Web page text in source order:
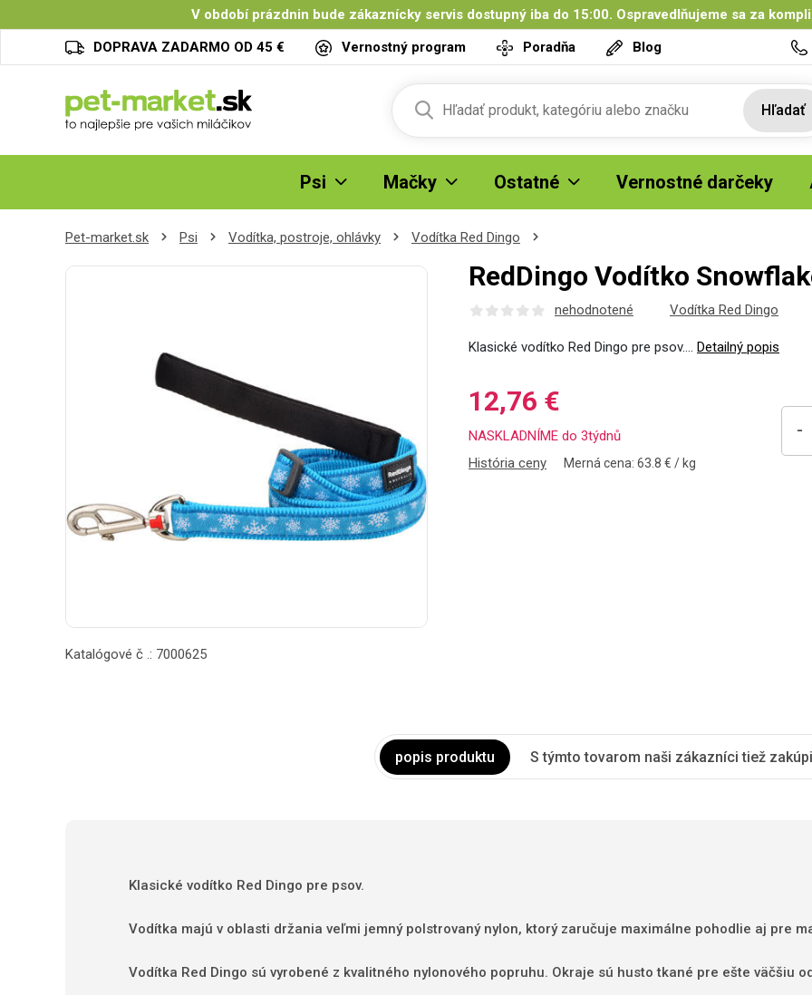
V období prázdnin bude zákaznícky servis dostupný iba do 15:00. Ospravedlňujeme sa za
DOPRAVA ZADARMO OD 45 €
Vernostný program Poradňa Blog
Hľadať
Psi Mačky Ostatné Vernostné darčeky
Pet-market.sk Psi Vodítka, postroje, ohlávky Vodítka Red Dingo
RedDingo Vodítko
Katalógové č .: 7000625
nehodnotené Vodítka Red Dingo
Klasické vodítko Red Dingo pre psov.… Detailný popis
12,76 €
NASKLADNÍME do 3týdnů
História ceny
Merná cena: 63.8 € / kg
-
popis produktu S týmto tovarom naši zákazníci tiež
Klasické vodítko Red Dingo pre psov.
Vodítka majú v oblasti držania veľmi jemný polstrovaný nylon, ktorý zaručuje maximálne pohodlie aj pre
Vodítka Red Dingo sú vyrobené z kvalitného nylonového popruhu. Okraje sú husto tkané pre ešte väčšiu